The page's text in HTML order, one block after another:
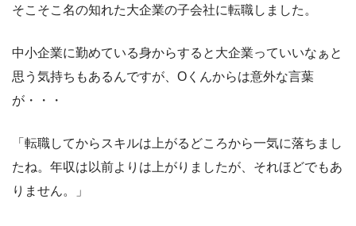
そこそこ名の知れた大企業の子会社に転職しました。
中小企業に勤めている身からすると大企業っていいなぁと
思う気持ちもあるんですが、Oくんからは意外な言葉
が・・・
「転職してからスキルは上がるどころから一気に落ちまし
たね。年収は以前よりは上がりましたが、それほどでもあ
りません。」